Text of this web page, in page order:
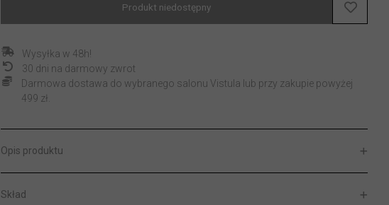
Produkt niedostępny
Wysyłka w 48h!
30 dni na darmowy zwrot
Darmowa dostawa do wybranego salonu Vistula lub przy zakupie powyżej
499 zł.
Opis produktu
Skład